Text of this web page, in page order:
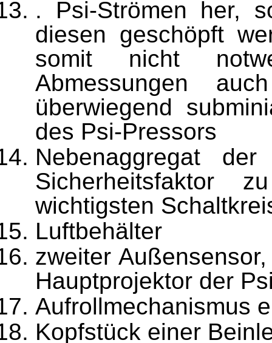
. Psi-Strömen her,
diesen geschöpft
somit nicht
Abmessungen
überwiegend
des Psi-Pressors
Nebenaggregat
Sicherheitsfaktor
wichtigsten
Luftbehälter
zweiter
Hauptprojektor der
Aufrollmechanismus
Kopfstück einer